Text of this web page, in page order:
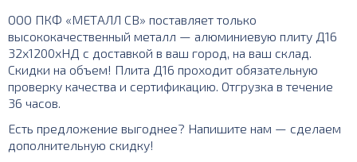
ООО ПКФ «МЕТАЛЛ СВ» поставляет только
высококачественный металл — алюминиевую плиту Д16
32х1200хНД с доставкой в ваш город, на ваш склад.
Скидки на объем! Плита Д16 проходит обязательную
проверку качества и сертификацию. Отгрузка в течение
36 часов.
Есть предложение выгоднее? Напишите нам — сделаем
дополнительную скидку!